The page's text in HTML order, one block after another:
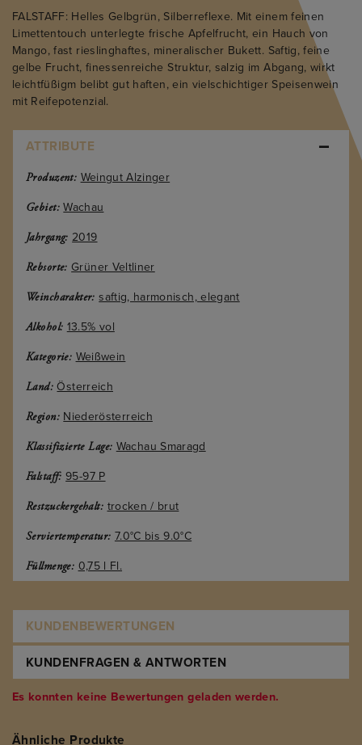
FALSTAFF: Helles Gelbgrün, Silberreflexe. Mit einem feinen
Limettentouch unterlegte frische Apfelfrucht, ein Hauch von
Mango, fast rieslinghaftes, mineralischer Bukett. Saftig, feine
gelbe Frucht, finessenreiche Struktur, salzig im Abgang, wirkt
leichtfüßigm belibt gut haften, ein vielschichtiger Speisenwein
mit Reifepotenzial.
ATTRIBUTE
Produzent: Weingut Alzinger
Gebiet: Wachau
Jahrgang: 2019
Rebsorte: Grüner Veltliner
Weincharakter: saftig, harmonisch, elegant
Alkohol: 13.5% vol
Kategorie: Weißwein
Land: Österreich
Region: Niederösterreich
Klassifizierte Lage: Wachau Smaragd
Falstaff: 95-97 P
Restzuckergehalt: trocken / brut
Serviertemperatur: 7.0°C bis 9.0°C
Füllmenge: 0,75 l Fl.
KUNDENBEWERTUNGEN
KUNDENFRAGEN & ANTWORTEN
Es konnten keine Bewertungen geladen werden.
Ähnliche Produkte